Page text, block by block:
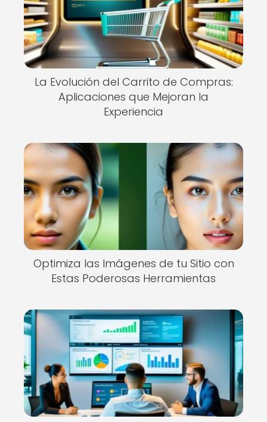
La Evolución del Carrito de Compras:
Aplicaciones que Mejoran la
Experiencia
Optimiza las Imágenes de tu Sitio con
Estas Poderosas Herramientas